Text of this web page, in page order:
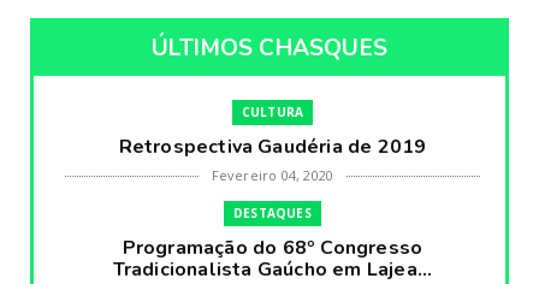
ÚLTIMOS CHASQUES
CULTURA
Retrospectiva Gaudéria de 2019
Fevereiro 04, 2020
DESTAQUES
Programação do 68º Congresso
Tradicionalista Gaúcho em Lajea...